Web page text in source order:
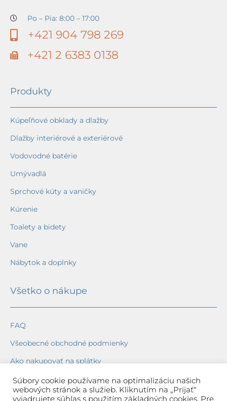
Po – Pia: 8:00 – 17:00
+421 904 798 269
+421 2 6383 0138
Produkty
Kúpeľňové obklady a dlažby
Dlažby interiérové a exteriérové
Vodovodné batérie
Umývadlá
Sprchové kúty a vaničky
Kúrenie
Toalety a bidety
Vane
Nábytok a doplnky
Všetko o nákupe
FAQ
Všeobecné obchodné podmienky
Ako nakupovať na splátky
Ochrana osobných údajov
Reklamačný poriadok
Súbory cookie používame na optimalizáciu našich
webových stránok a služieb. Kliknutím na „Prijať“
vyjadrujete súhlas s použitím základných cookies. Pre